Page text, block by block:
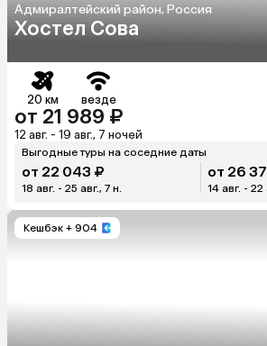
Адмиралтейский район, Россия
Хостел Сова
20 км везде
от 21 989 ₽
12 авг. - 19 авг., 7 ночей
Выгодные туры на соседние даты
от 22 043 ₽
18 авг. - 25 авг., 7 н.
от 26
14 авг. - 22
Кешбэк + 904